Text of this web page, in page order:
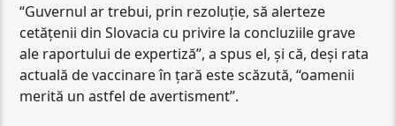
“Guvernul ar trebui, prin rezoluție, să alerteze
cetățenii din Slovacia cu privire la concluziile grave
ale raportului de expertiză”, a spus el, și că, deși rata
actuală de vaccinare în țară este scăzută, “oamenii
merită un astfel de avertisment”.